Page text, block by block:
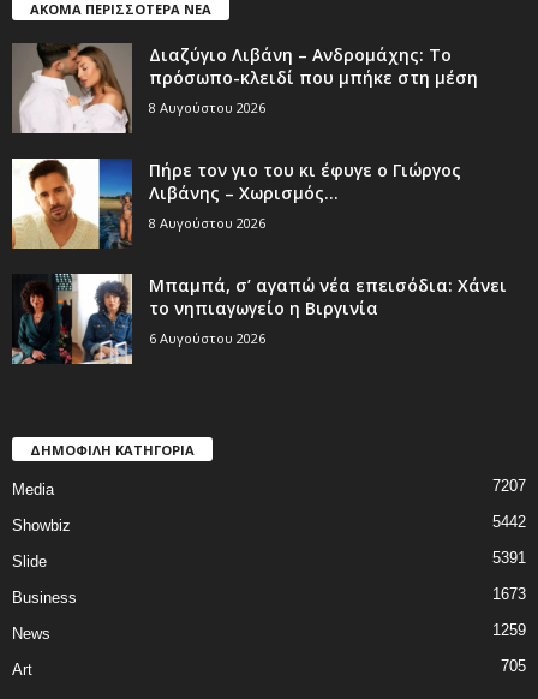
ΑΚΟΜΑ ΠΕΡΙΣΣΟΤΕΡΑ ΝΕΑ
Διαζύγιο Λιβάνη – Ανδρομάχης: Το
πρόσωπο-κλειδί που μπήκε στη μέση
8 Αυγούστου 2026
Πήρε τον γιο του κι έφυγε ο Γιώργος
Λιβάνης – Χωρισμός...
8 Αυγούστου 2026
Μπαμπά, σ’ αγαπώ νέα επεισόδια: Χάνει
το νηπιαγωγείο η Βιργινία
6 Αυγούστου 2026
ΔΗΜΟΦΙΛΗ ΚΑΤΗΓΟΡΙΑ
Media 7207
Showbiz 5442
Slide 5391
Business 1673
News 1259
Art 705